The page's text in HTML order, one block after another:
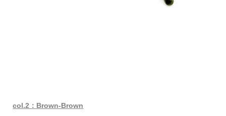
col.2：Brown-Brown